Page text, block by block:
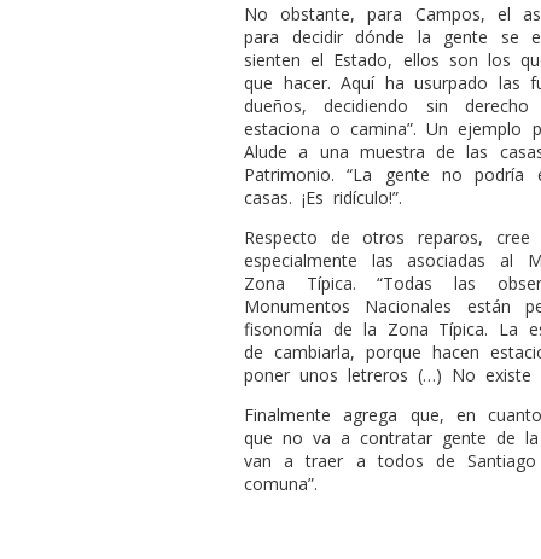
No obstante, para Campos, el
para decidir dónde la gente se
sienten el Estado, ellos son los
que hacer. Aquí ha usurpado las
dueños, decidiendo sin
estaciona o camina”. Un ejemplo
Alude a una muestra de las
Patrimonio. “La gente no
casas. ¡Es ridículo!”.
Respecto de otros reparos, cree
especialmente las asociadas al
Zona Típica. “Todas las
Monumentos Nacionales están
fisonomía de la Zona Típica. La
de cambiarla, porque hacen
poner unos letreros (…) No existe
Finalmente agrega que, en
que no va a contratar gente de
van a traer a todos de
comuna”.